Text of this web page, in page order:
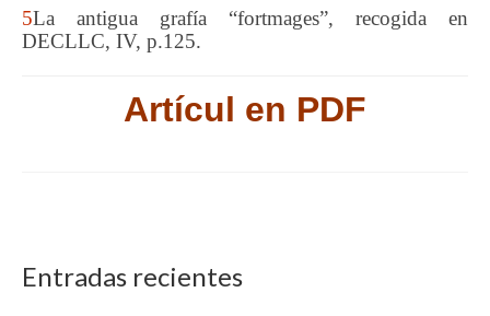
5La antigua grafía “fortmages”, recogida en
DECLLC, IV, p.125.
Artícul en PDF
Entradas recientes